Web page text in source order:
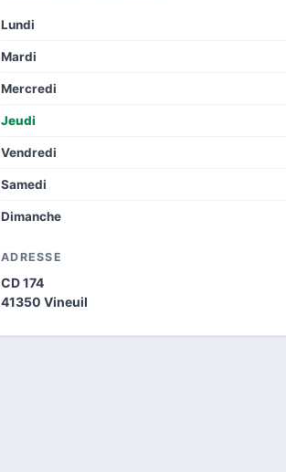
Lundi
Mardi
Mercredi
Jeudi
Vendredi
Samedi
Dimanche
ADRESSE
CD 174
41350 Vineuil